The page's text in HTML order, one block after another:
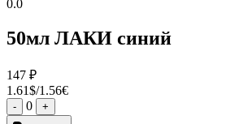
0.0
50мл ЛАКИ синий
147 ₽
1.61$/1.56€
- 0 +